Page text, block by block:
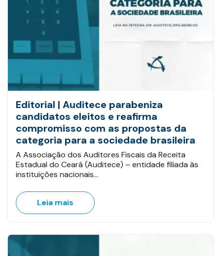
Editorial | Auditece parabeniza
candidatos eleitos e reafirma
compromisso com as propostas da
categoria para a sociedade brasileira
A Associação dos Auditores Fiscais da Receita
Estadual do Ceará (Auditece) – entidade filiada às
instituições nacionais…
Leia mais